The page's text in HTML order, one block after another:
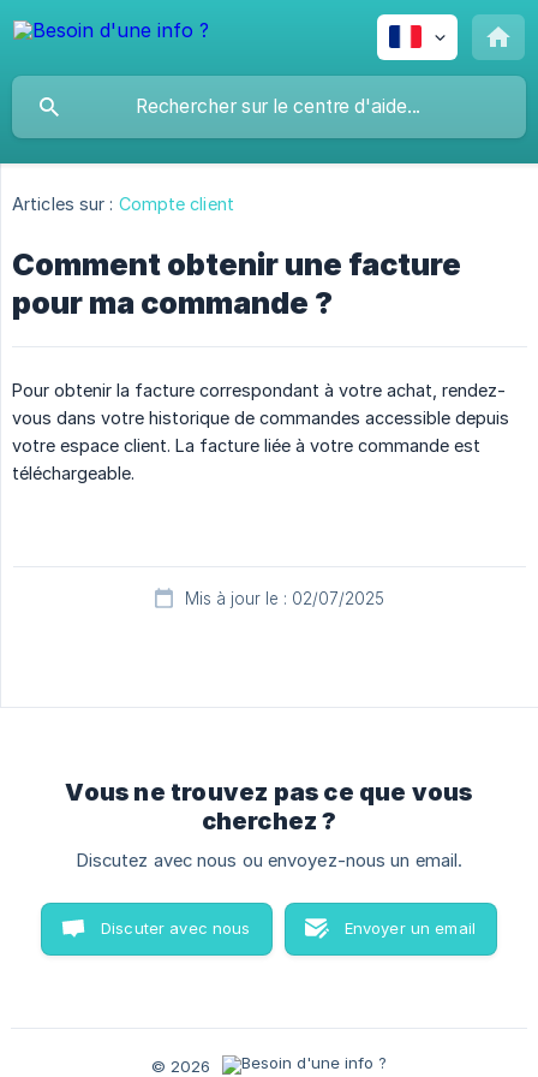
Articles sur : Compte client
Comment obtenir une facture
pour ma commande ?
Pour obtenir la facture correspondant à votre achat, rendez-
vous dans votre historique de commandes accessible depuis
votre espace client. La facture liée à votre commande est
téléchargeable.
Mis à jour le : 02/07/2025
Vous ne trouvez pas ce que vous
cherchez ?
Discutez avec nous ou envoyez-nous un email.
Discuter avec nous Envoyer un email
© 2026